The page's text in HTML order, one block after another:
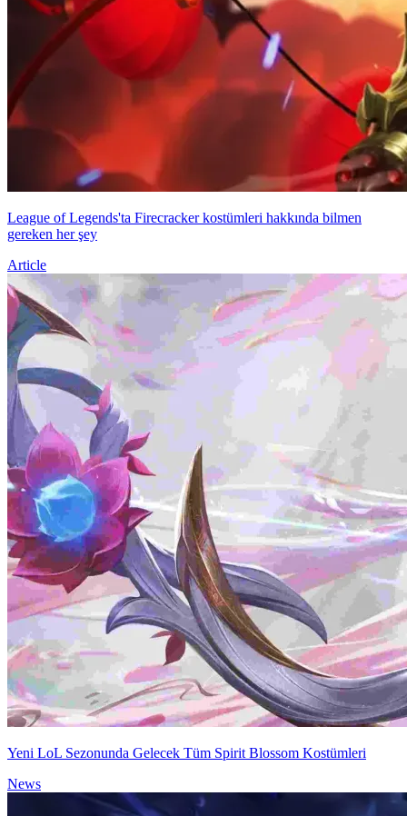
League of Legends'ta Firecracker kostümleri hakkında bilmen
gereken her şey
Article
Yeni LoL Sezonunda Gelecek Tüm Spirit Blossom Kostümleri
News